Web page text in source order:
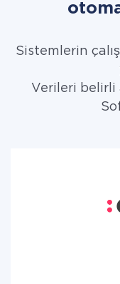
Sistemlerin
Verileri belirli